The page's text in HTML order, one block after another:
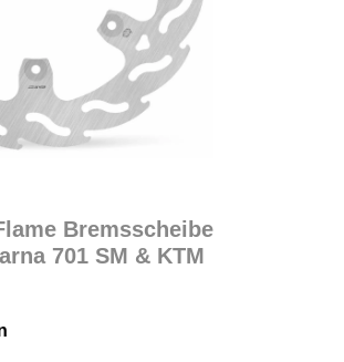
Bremsscheibe
701 SM & KTM